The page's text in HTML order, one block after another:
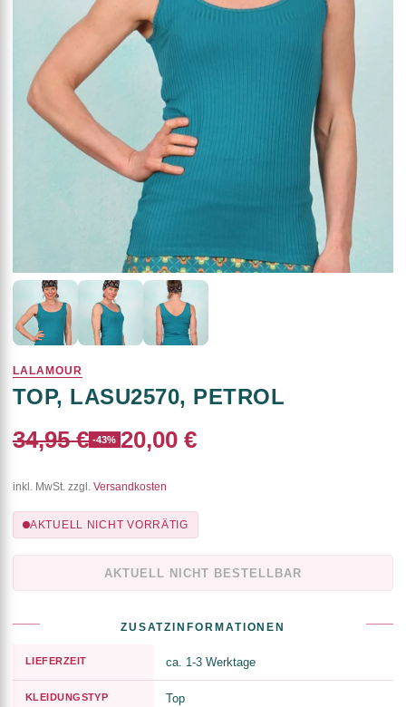
LALAMOUR
TOP, LASU2570, PETROL
34,95 € -43% 20,00 €
inkl. MwSt. zzgl. Versandkosten
AKTUELL NICHT VORRÄTIG
AKTUELL NICHT BESTELLBAR
ZUSATZINFORMATIONEN
LIEFERZEIT ca. 1-3 Werktage
KLEIDUNGSTYP Top